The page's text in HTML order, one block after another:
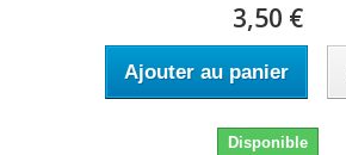
3,50 €
Ajouter au panier
Disponible